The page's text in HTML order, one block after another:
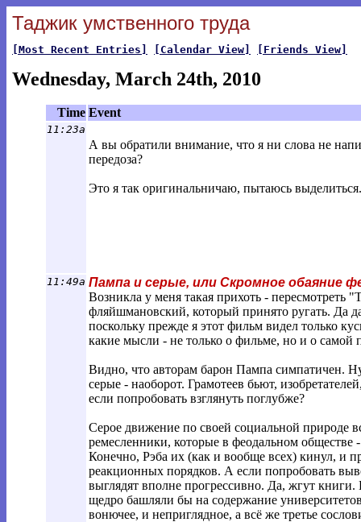
Таджик умственного труда
[Most Recent Entries] [Calendar View] [Friends View]
Wednesday, March 24th, 2010
Time Event
11:23a
А вы обратили внимание, что я ни слова не
передоза?
Это я так оригинальничаю, пытаюсь выделиться.
11:49a Пампа и серые, или Скромное обаяние
Возникла у меня такая прихоть - пересмотреть
фляйшмановский, который принято ругать. Да
поскольку прежде я этот фильм видел только
какие мысли - не только о фильме, но и о самой
Видно, что авторам барон Пампа симпатичен.
серые - наоборот. Грамотеев бьют,
если попробовать взглянуть поглубже?
Серое движение по своей социальной природе
ремесленники, которые в феодальном
Конечно, Рэба их (как и вообще всех) кинул, и
реакционных порядков. А если попробовать
выглядят вполне прогрессивно. Да, жгут
щедро башляли бы на содержание
вонючее, и неприглядное, а всё же третье